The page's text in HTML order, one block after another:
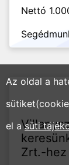
Nettó
Zrt.-hez
Az oldal a
el asüti